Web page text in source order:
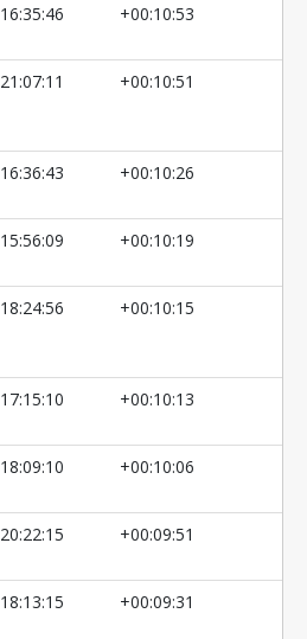
16:35:46 +00:10:53
21:07:11 +00:10:51
16:36:43 +00:10:26
15:56:09 +00:10:19
18:24:56 +00:10:15
17:15:10 +00:10:13
18:09:10 +00:10:06
20:22:15 +00:09:51
18:13:15 +00:09:31